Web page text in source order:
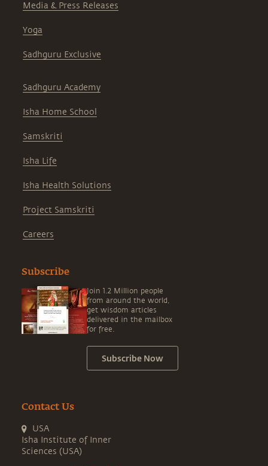
Media & Press Releases
Yoga
Sadhguru Exclusive
Sadhguru Academy
Isha Home School
Samskriti
Isha Life
Isha Health Solutions
Project Samskriti
Careers
Subscribe
Join 1.2 Million people
from around the world,
get wisdom articles
delivered in the mailbox
for free.
Subscribe Now
Contact Us
USA
Isha Institute of Inner
Sciences (USA)